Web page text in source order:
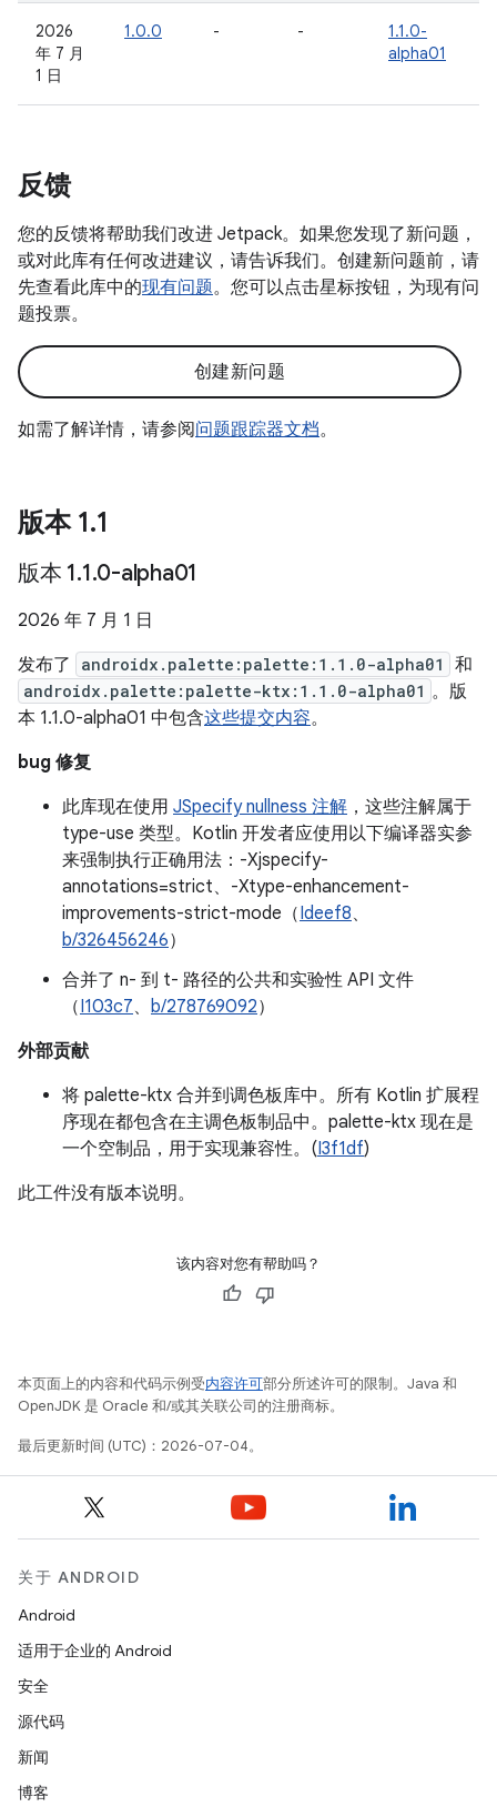
2026
年 7 月
1 日
1.0.0 - -
1.1.0-
alpha01
反馈
您的反馈将帮助我们改进 Jetpack。如果您发现了新问题，
或对此库有任何改进建议，请告诉我们。创建新问题前，请
先查看此库中的现有问题。您可以点击星标按钮，为现有问
题投票。
创建新问题
如需了解详情，请参阅问题跟踪器文档。
版本 1.1
版本 1.1.0-alpha01
2026 年 7 月 1 日
发布了
androidx.palette:palette:1.1.0-alpha01 和
androidx.palette:palette-ktx:1.1.0-alpha01 。版
本 1.1.0-alpha01 中包含这些提交内容。
bug 修复
此库现在使用 JSpecify nullness 注解 ，这些注解属于
type-use 类型。Kotlin 开发者应使用以下编译器实参
来强制执行正确用法：-Xjspecify-
annotations=strict、-Xtype-enhancement-
improvements-strict-mode（Ideef8、
b/326456246）
合并了 n- 到 t- 路径的公共和实验性 API 文件
（I103c7、 b/278769092）
外部贡献
将 palette-ktx 合并到调色板库中。所有 Kotlin 扩展程
序现在都包含在主调色板制品中。palette-ktx 现在是
一个空制品，用于实现兼容性。(I3f1df)
此工件没有版本说明。
该内容对您有帮助吗？
本页面上的内容和代码示例受内容许可部分所述许可的限制。Java 和
OpenJDK 是 Oracle 和/或其关联公司的注册商标。
最后更新时间 (UTC)：2026-07-04。
关于 ANDROID
Android
适用于企业的 Android
安全
源代码
新闻
博客